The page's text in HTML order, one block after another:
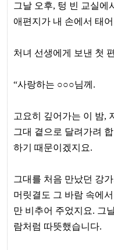
센
터
도
는
법
114
24
시
간
대
후
18
모
아
그날 오후, 텅 빈 교실에
애편지가 내 손에서 태
처녀 선생에게 보낸 첫
“사랑하는 ○○○님께.
고요히 깊어가는 이 밤,
그대 곁으로 달려가려
하기 때문이겠지요.
그대를 처음 만났던 강
머릿결도 그 바람 속에
만 비추어 주었지요. 그
람처럼 따뜻했습니다.